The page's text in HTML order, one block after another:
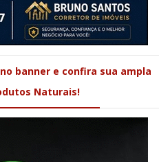
banner e confira sua ampla
Naturais!